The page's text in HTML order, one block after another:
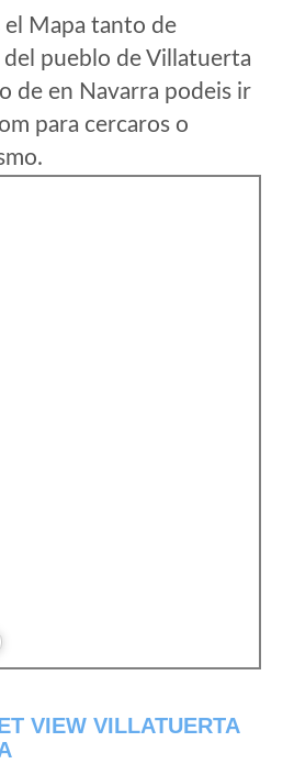
el Mapa tanto de
pueblo de Villatuerta
de en Navarra podeis ir
para cercaros o
VIEW VILLATUERTA